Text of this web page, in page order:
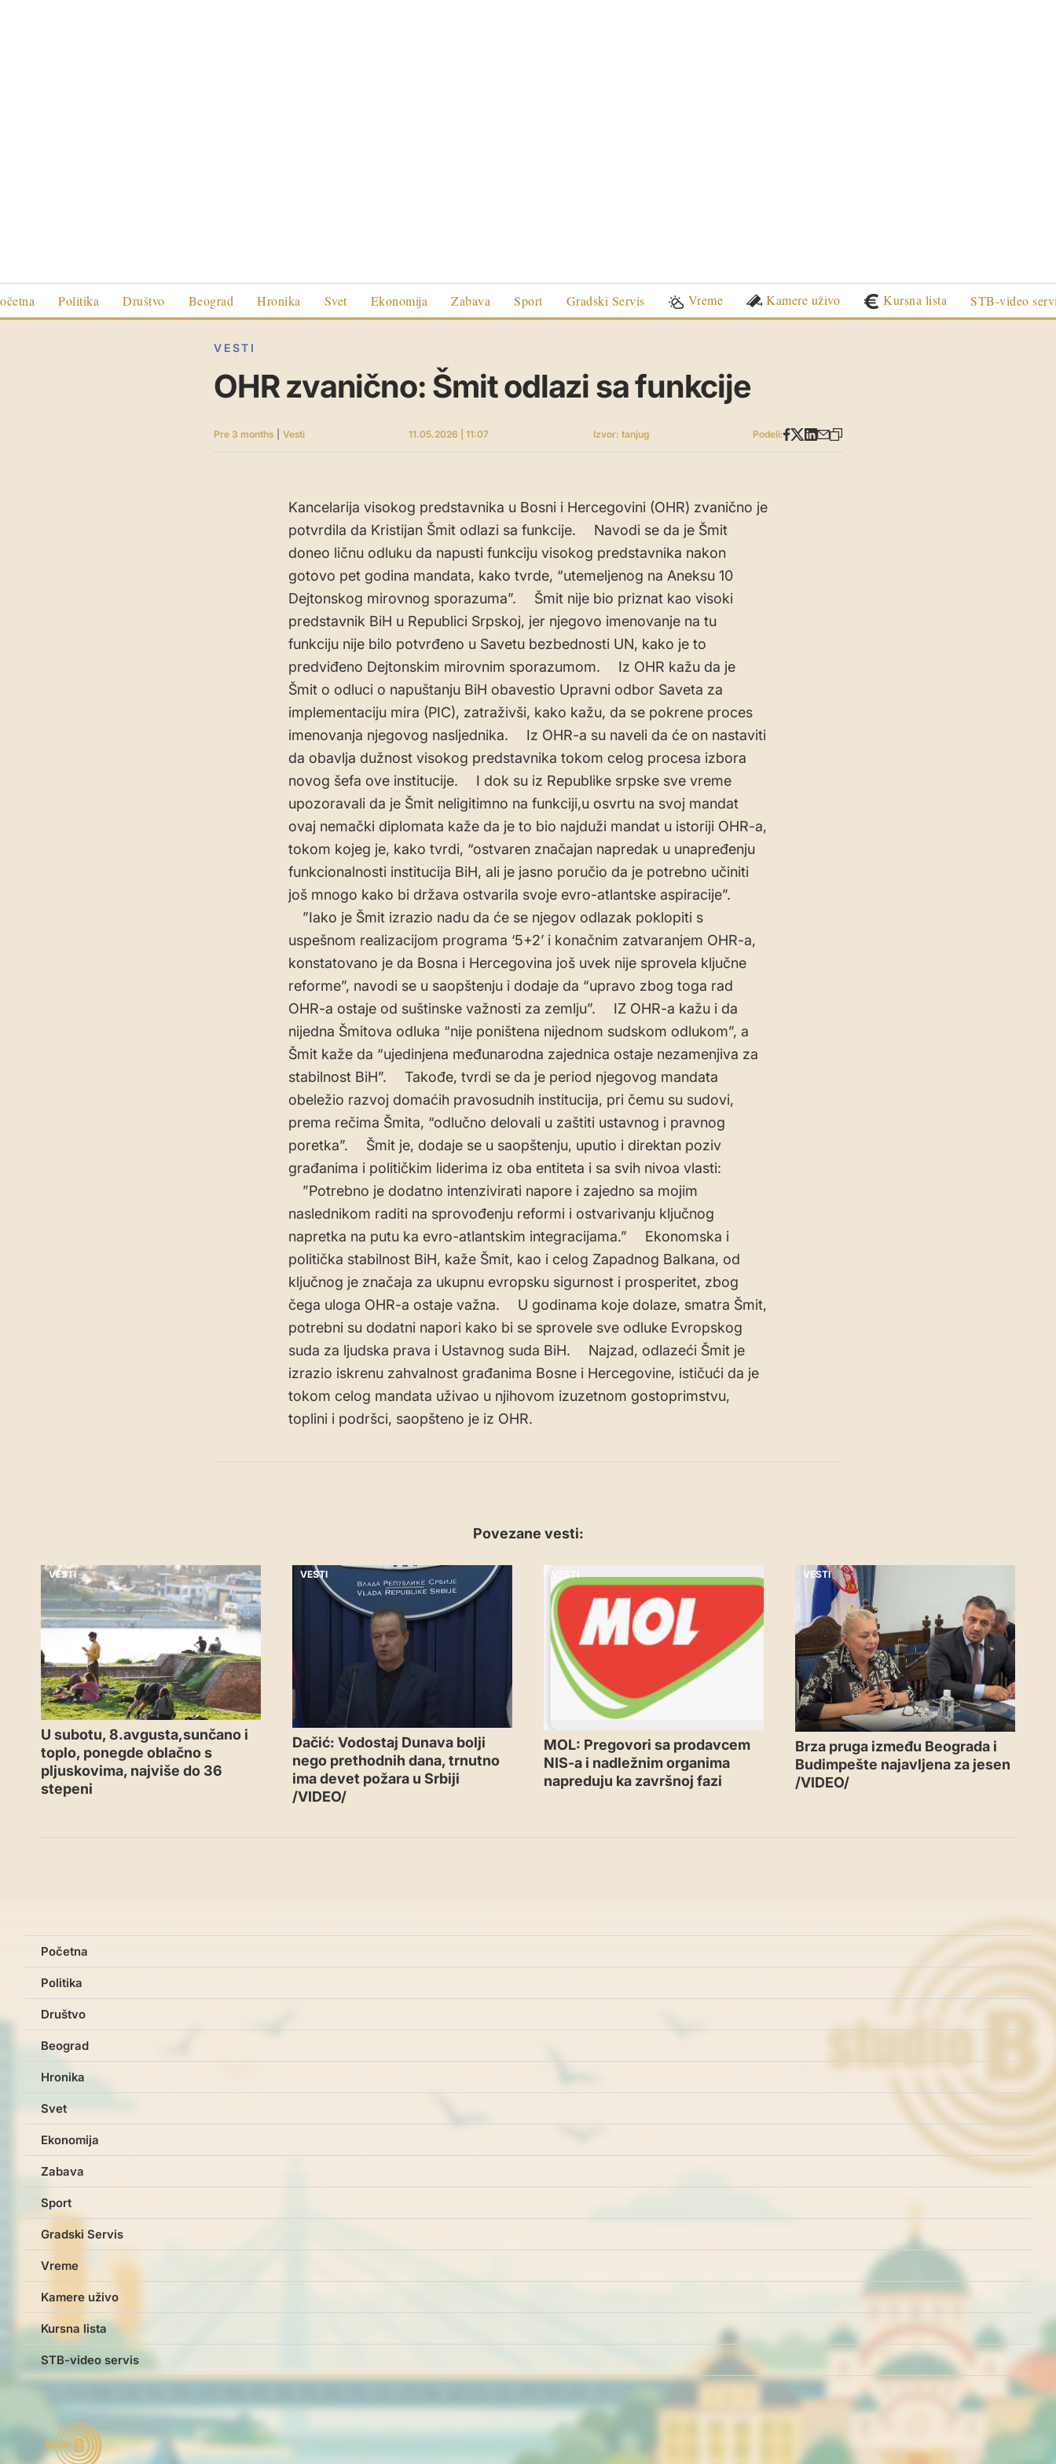
Politika Društvo Beograd Hronika Svet Ekonomija Zabava Sport Gradski Servis Vreme Kamere uživo Kursna lista STB-video
VESTI
OHR zvanično: Šmit odlazi sa funkcije
Pre 3 months Vesti 11.05.2026 | 11:07 Izvor: tanjug Podeli:
Kancelarija visokog predstavnika u Bosni i Hercegovini (OHR) zvanično je
potvrdila da Kristijan Šmit odlazi sa funkcije. Navodi se da je Šmit
doneo ličnu odluku da napusti funkciju visokog predstavnika nakon
gotovo pet godina mandata, kako tvrde, “utemeljenog na Aneksu 10
Dejtonskog mirovnog sporazuma”. Šmit nije bio priznat kao visoki
predstavnik BiH u Republici Srpskoj, jer njegovo imenovanje na tu
funkciju nije bilo potvrđeno u Savetu bezbednosti UN, kako je to
predviđeno Dejtonskim mirovnim sporazumom. Iz OHR kažu da je
Šmit o odluci o napuštanju BiH obavestio Upravni odbor Saveta za
implementaciju mira (PIC), zatraživši, kako kažu, da se pokrene proces
imenovanja njegovog nasljednika. Iz OHR-a su naveli da će on nastaviti
da obavlja dužnost visokog predstavnika tokom celog procesa izbora
novog šefa ove institucije. I dok su iz Republike srpske sve vreme
upozoravali da je Šmit neligitimno na funkciji,u osvrtu na svoj mandat
ovaj nemački diplomata kaže da je to bio najduži mandat u istoriji OHR-a,
tokom kojeg je, kako tvrdi, “ostvaren značajan napredak u unapređenju
funkcionalnosti institucija BiH, ali je jasno poručio da je potrebno učiniti
još mnogo kako bi država ostvarila svoje evro-atlantske aspiracije”.
”Iako je Šmit izrazio nadu da će se njegov odlazak poklopiti s
uspešnom realizacijom programa ‘5+2’ i konačnim zatvaranjem OHR-a,
konstatovano je da Bosna i Hercegovina još uvek nije sprovela ključne
reforme”, navodi se u saopštenju i dodaje da “upravo zbog toga rad
OHR-a ostaje od suštinske važnosti za zemlju”. IZ OHR-a kažu i da
nijedna Šmitova odluka “nije poništena nijednom sudskom odlukom”, a
Šmit kaže da “ujedinjena međunarodna zajednica ostaje nezamenjiva za
stabilnost BiH”. Takođe, tvrdi se da je period njegovog mandata
obeležio razvoj domaćih pravosudnih institucija, pri čemu su sudovi,
prema rečima Šmita, “odlučno delovali u zaštiti ustavnog i pravnog
poretka”. Šmit je, dodaje se u saopštenju, uputio i direktan poziv
građanima i političkim liderima iz oba entiteta i sa svih nivoa vlasti:
”Potrebno je dodatno intenzivirati napore i zajedno sa mojim
naslednikom raditi na sprovođenju reformi i ostvarivanju ključnog
napretka na putu ka evro-atlantskim integracijama.” Ekonomska i
politička stabilnost BiH, kaže Šmit, kao i celog Zapadnog Balkana, od
ključnog je značaja za ukupnu evropsku sigurnost i prosperitet, zbog
čega uloga OHR-a ostaje važna. U godinama koje dolaze, smatra Šmit,
potrebni su dodatni napori kako bi se sprovele sve odluke Evropskog
suda za ljudska prava i Ustavnog suda BiH. Najzad, odlazeći Šmit je
izrazio iskrenu zahvalnost građanima Bosne i Hercegovine, ističući da je
tokom celog mandata uživao u njihovom izuzetnom gostoprimstvu,
toplini i podršci, saopšteno je iz OHR.
Povezane vesti:
VESTI
U subotu, 8.avgusta,sunčano i
toplo, ponegde oblačno s
pljuskovima, najviše do 36
stepeni
VESTI
Dačić: Vodostaj Dunava bolji
nego prethodnih dana, trnutno
ima devet požara u Srbiji
/VIDEO/
VESTI
MOL: Pregovori sa prodavcem
NIS-a i nadležnim organima
napreduju ka završnoj fazi
VESTI
Brza pruga između Beograda i
Budimpešte najavljena za jesen
/VIDEO/
Početna
Politika
Društvo
Beograd
Hronika
Svet
Ekonomija
Zabava
Sport
Gradski Servis
Vreme
Kamere uživo
Kursna lista
STB-video servis